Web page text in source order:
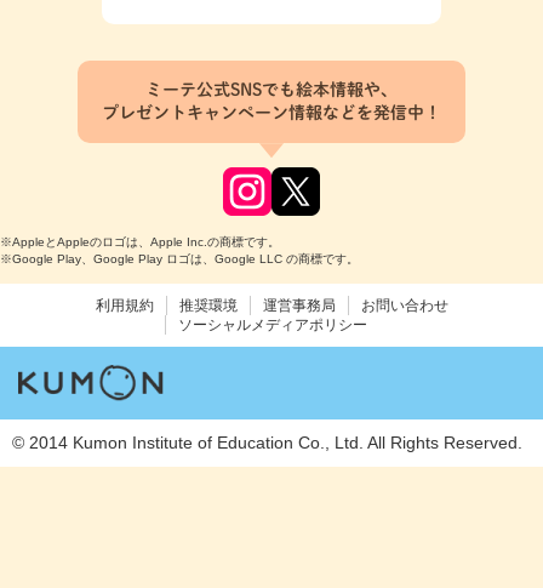
ミーテ公式SNSでも絵本情報や、
プレゼントキャンペーン情報などを発信中！
※AppleとAppleのロゴは、Apple Inc.の商標です。
※Google Play、Google Play ロゴは、Google LLC の商標です。
利用規約 推奨環境 運営事務局
お問い合わせ
ソーシャルメディアポリシー
© 2014 Kumon Institute of Education Co., Ltd. All Rights Reserved.